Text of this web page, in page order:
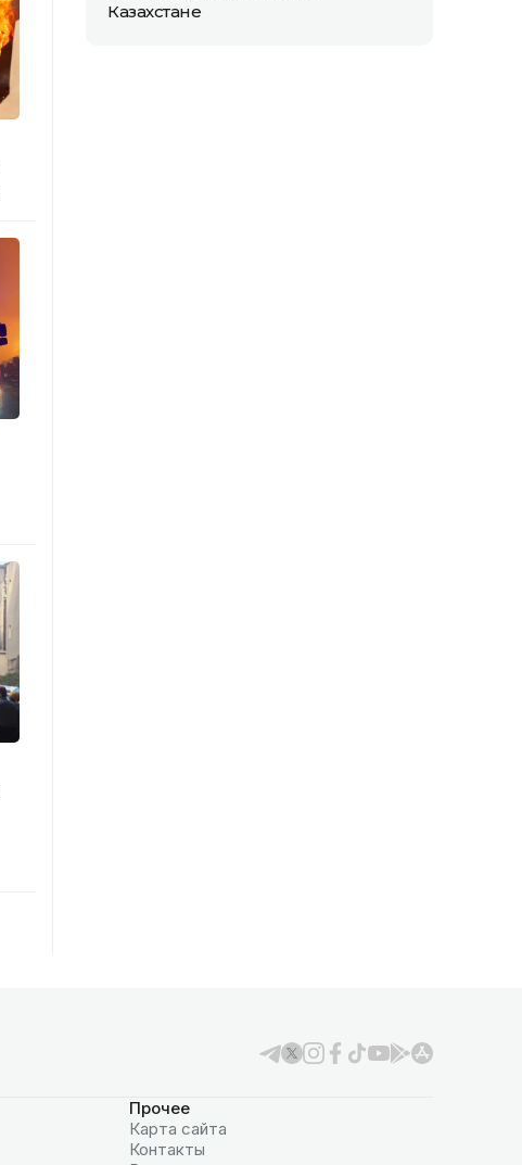
Казахстане
Прочее
Карта сайта
Контакты